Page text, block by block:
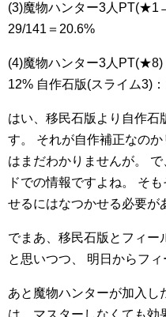
(3)魔物ハンター3人
29/141＝20.6%
(4)魔物ハンター3人PT(★8)
12% 自作石版(スライム3)
はい、移民石版より自作石
す。
それが自作補正なの
はまだわかりませんが。
で
ドでの情報ですよね。
そも
せるにはなつかせる必要が
でまあ、移民石版とフィー
と思いつつ、
明日からフィ
あと魔物ハンターが加入し
は、マスターしなくても効